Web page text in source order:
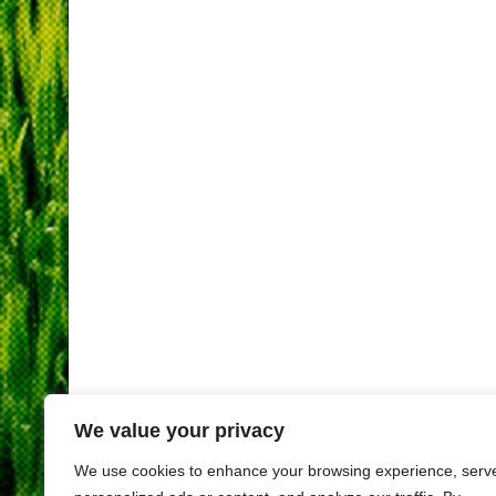
We value your privacy
We use cookies to enhance your browsing experience,